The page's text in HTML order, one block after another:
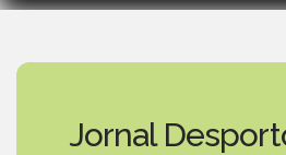
Jornal